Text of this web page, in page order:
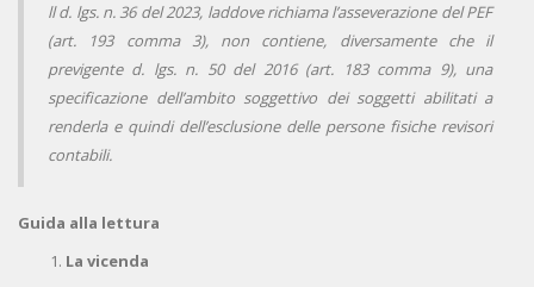
ll d. lgs. n. 36 del 2023, laddove richiama l’asseverazione del PEF
(art. 193 comma 3), non contiene, diversamente che il
previgente d. lgs. n. 50 del 2016 (art. 183 comma 9), una
specificazione dell’ambito soggettivo dei soggetti abilitati a
renderla e quindi dell’esclusione delle persone fisiche revisori
contabili.
Guida alla lettura
La vicenda